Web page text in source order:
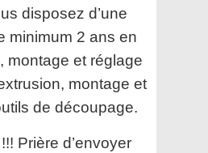
disposez d’une
minimum 2 ans en
montage et réglage
montage et
de découpage.
Prière d’envoyer